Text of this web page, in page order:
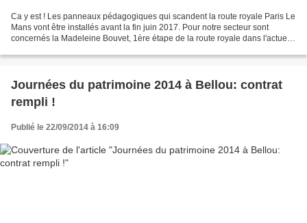
Ca y est ! Les panneaux pédagogiques qui scandent la route royale Paris Le
Mans vont être installés avant la fin juin 2017. Pour notre secteur sont
concernés la Madeleine Bouvet, 1ère étape de la route royale dans l'actuel
Journées du patrimoine 2014 à Bellou: contrat
rempli !
Publié le 22/09/2014 à 16:09